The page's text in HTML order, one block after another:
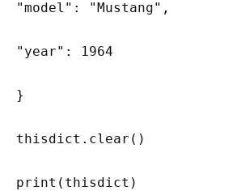
"model": "Mustang",
"year": 1964
}
thisdict.clear()
print(thisdict)